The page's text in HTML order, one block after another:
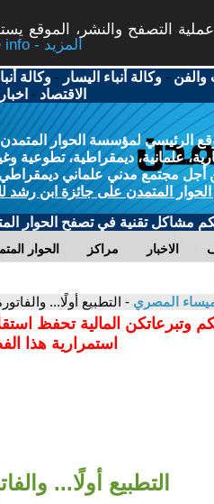
التصفح والنشر، الموقع
More info - المزيد
والفن -وكالة أنباء اليسار -وكالة
الاقتصاد -
الرئيسي لمؤسسة الحوار المتمدن
علمانية، ديمقراطية، تطوعية
مجتمع مدني علماني ديمقراطي
المتمدن على جائزة ابن رشد
مشاكل تقنية في تصفح الحوار
الحوار مراكز الاخبار
المصري - التطبيع أولًا...
وتبرعاتكن المالية تحفظ
استمرارية هذا
التطبيع أولًا...